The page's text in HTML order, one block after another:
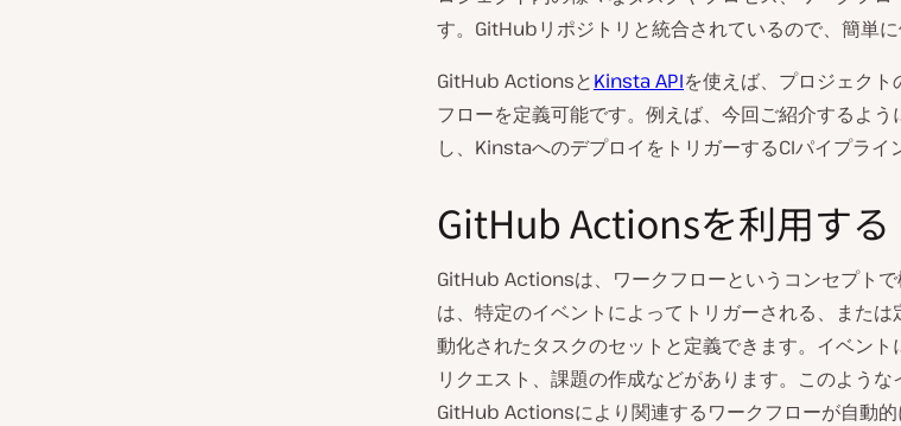
す。GitHubリポジトリと統合されているので、簡単に
GitHub ActionsとKinsta APIを使えば、プロジェク
フローを定義可能です。例えば、今回ご紹介するよう
し、KinstaへのデプロイをトリガーするCIパイプライ
GitHub Actionsを利用する
GitHub Actionsは、ワークフローというコンセプト
は、特定のイベントによってトリガーされる、また
動化されたタスクのセットと定義できます。イベン
リクエスト、課題の作成などがあります。このような
GitHub Actionsにより関連するワークフローが自動